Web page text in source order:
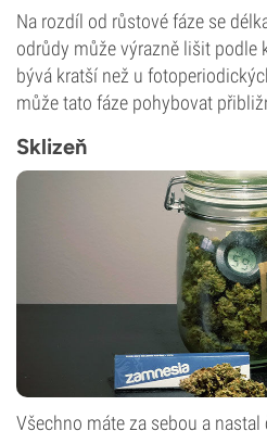
Na rozdíl od růstové fáze se
odrůdy může výrazně lišit podle
bývá kratší než u
může tato fáze pohybovat
Sklizeň
Všechno máte za sebou a